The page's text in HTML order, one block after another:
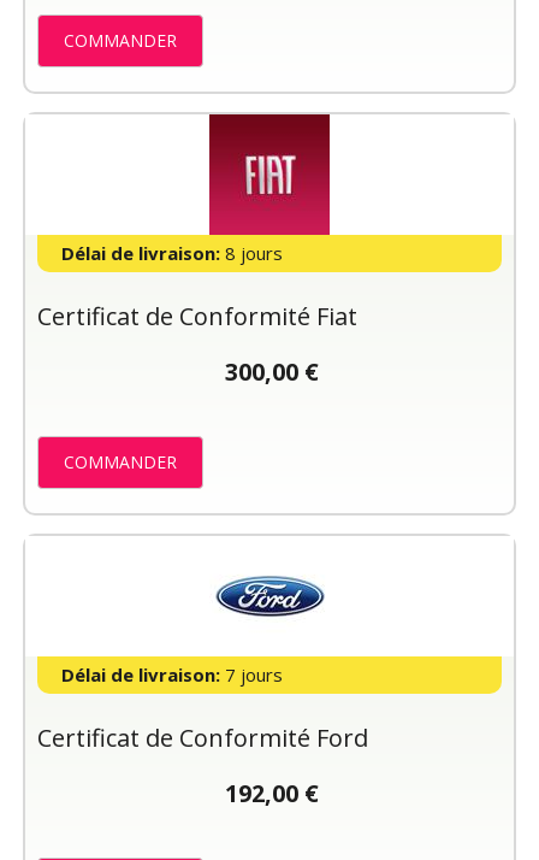
COMMANDER
Délai de livraison: 8 jours
Certificat de Conformité Fiat
300,00 €
COMMANDER
Délai de livraison: 7 jours
Certificat de Conformité Ford
192,00 €